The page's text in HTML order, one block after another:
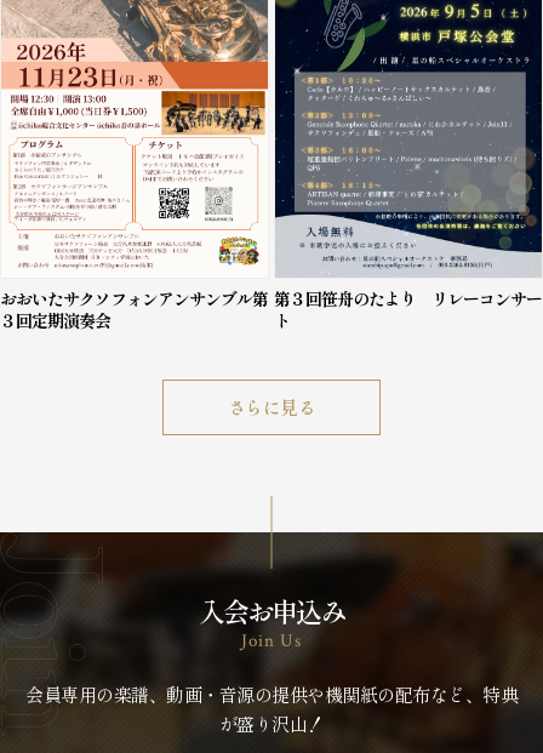
おおいたサクソフォンアンサンブル第
３回定期演奏会
第３回笹舟のたより リレーコンサー
ト
さらに見る
入会お申込み
Join Us
会員専用の楽譜、動画・音源の提供や機関紙の配布など、特典
が盛り沢山！